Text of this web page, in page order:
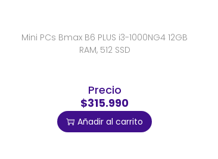
Mini PCs Bmax B6 PLUS i3-1000NG4 12GB
RAM, 512 SSD
Precio
$315.990
Añadir al carrito